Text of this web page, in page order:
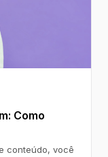
Como
conteúdo, você